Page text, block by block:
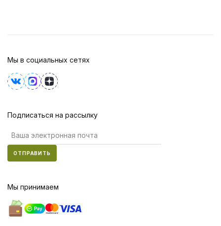
Мы в социальных сетях
Подписаться на рассылку
ОТПРАВИТЬ
Мы принимаем